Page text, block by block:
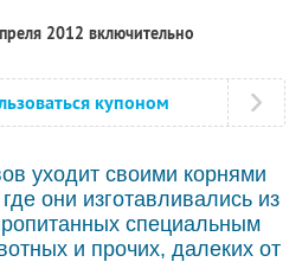
2012 включительно
купоном
уходит своими корнями
они изготавливались из
специальным
и прочих, далеких от